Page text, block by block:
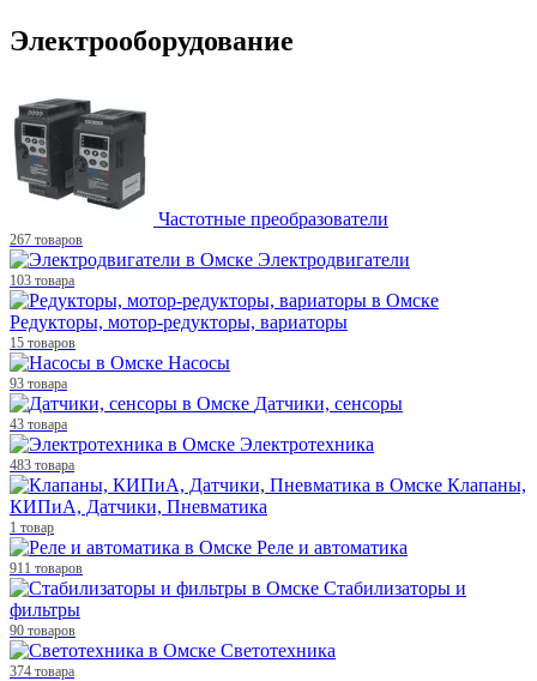
Электрооборудование
Частотные преобразователи
267 товаров
Электродвигатели
103 товара
Редукторы, мотор-редукторы, вариаторы
15 товаров
Насосы
93 товара
Датчики, сенсоры
43 товара
Электротехника
483 товара
Клапаны,
КИПиА, Датчики, Пневматика
1 товар
Реле и автоматика
911 товаров
Стабилизаторы и
фильтры
90 товаров
Светотехника
374 товара